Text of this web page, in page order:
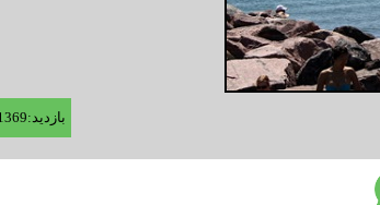
بازدید:1369